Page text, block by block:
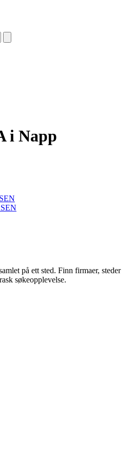
i Napp
på ett sted. Finn firmaer, steder
søkeopplevelse.